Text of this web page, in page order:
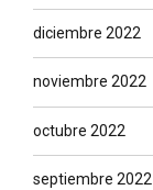
diciembre 2022
noviembre 2022
octubre 2022
septiembre 2022